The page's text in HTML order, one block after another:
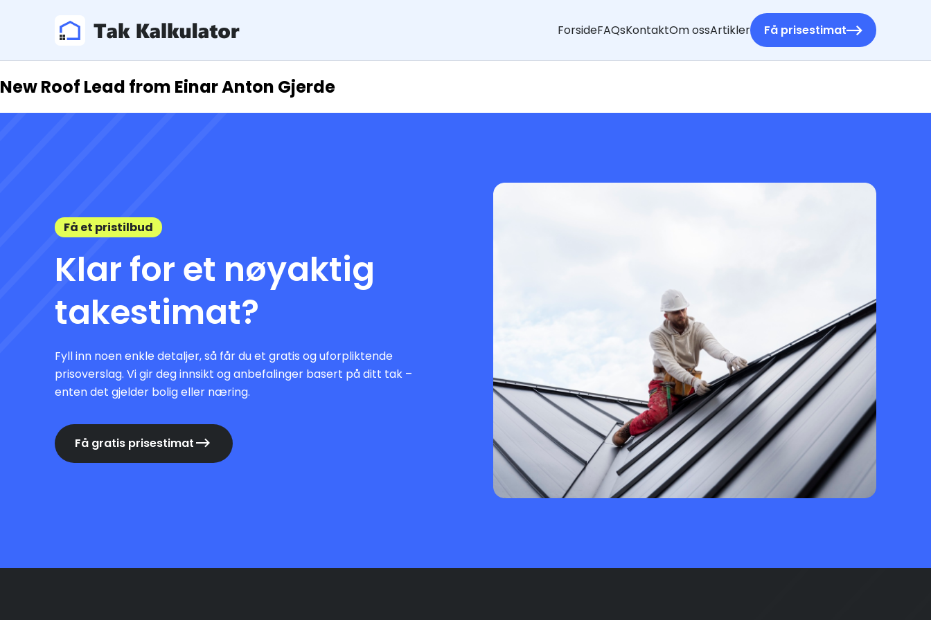
ForsideFAQsKontaktOm ossArtikler Få prisestimat
New Roof Lead from Einar Anton Gjerde
Få et pristilbud
Klar for et nøyaktig
takestimat?
Fyll inn noen enkle detaljer, så får du et gratis og uforpliktende
prisoverslag. Vi gir deg innsikt og anbefalinger basert på ditt tak –
enten det gjelder bolig eller næring.
Få gratis prisestimat